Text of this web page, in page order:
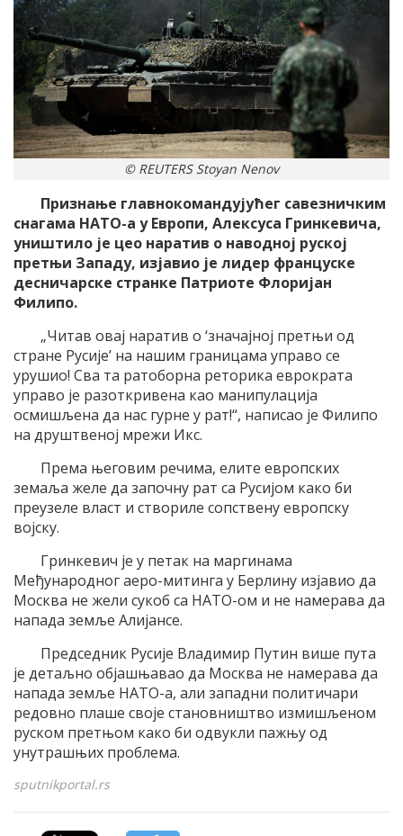
© REUTERS Stoyan Nenov
Признање главнокомандујућег савезничким
снагама НАТО-а у Европи, Алексуса Гринкевича,
уништило је цео наратив о наводној руској
претњи Западу, изјавио је лидер француске
десничарске странке Патриоте Флоријан
Филипо.
„Читав овај наратив о ‘значајној претњи од
стране Русије’ на нашим границама управо се
урушио! Сва та ратоборна реторика еврократа
управо је разоткривена као манипулација
осмишљена да нас гурне у рат!“, написао је Филипо
на друштвеној мрежи Икс.
Према његовим речима, елите европских
земаља желе да започну рат са Русијом како би
преузеле власт и створиле сопствену европску
војску.
Гринкевич је у петак на маргинама
Међународног аеро-митинга у Берлину изјавио да
Москва не жели сукоб са НАТО-ом и не намерава да
напада земље Алијансе.
Председник Русије Владимир Путин више пута
је детаљно објашњавао да Москва не намерава да
напада земље НАТО-а, али западни политичари
редовно плаше своје становништво измишљеном
руском претњом како би одвукли пажњу од
унутрашњих проблема.
sputnikportal.rs